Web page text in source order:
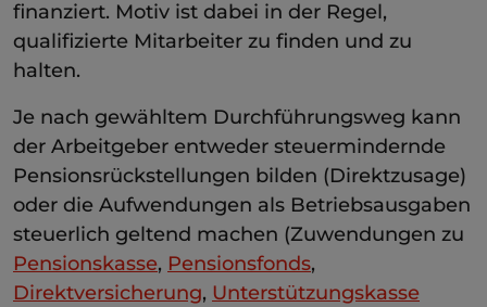
finanziert. Motiv ist dabei in der Regel,
qualifizierte Mitarbeiter zu finden und zu
halten.
Je nach gewähltem Durchführungsweg kann
der Arbeitgeber entweder steuermindernde
Pensionsrückstellungen bilden (Direktzusage)
oder die Aufwendungen als Betriebsausgaben
steuerlich geltend machen (Zuwendungen zu
Pensionskasse, Pensionsfonds,
Direktversicherung, Unterstützungskasse